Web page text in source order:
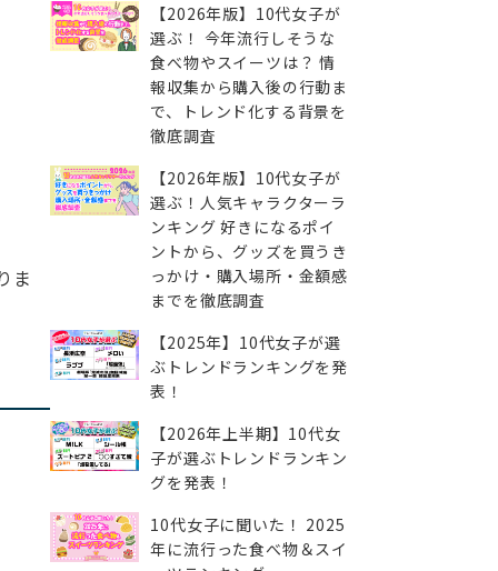
ま
【2026年版】10代女子が
選ぶ！ 今年流行しそうな
食べ物やスイーツは？ 情
報収集から購入後の行動ま
で、トレンド化する背景を
徹底調査
【2026年版】10代女子が
選ぶ！人気キャラクターラ
ンキング 好きになるポイ
ントから、グッズを買うき
っかけ・購入場所・金額感
までを徹底調査
【2025年】10代女子が選
ぶトレンドランキングを発
表！
【2026年上半期】10代女
子が選ぶトレンドランキン
グを発表！
10代女子に聞いた！ 2025
年に流行った食べ物＆スイ